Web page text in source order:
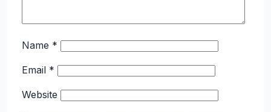
Name *
Email *
Website